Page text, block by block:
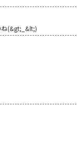
ね(&gt;_&lt;)